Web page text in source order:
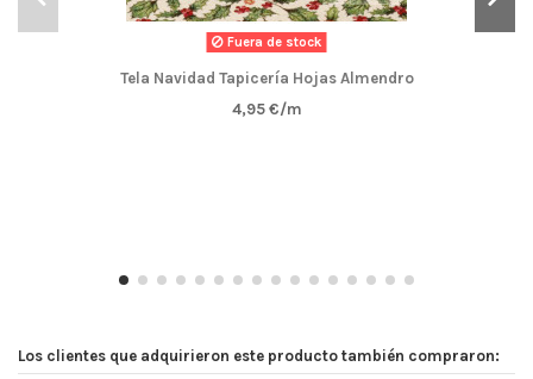
Fuera de stock
Tela Navidad Tapicería Hojas Almendro
4,95 €/m
Los clientes que adquirieron este producto también compraron: